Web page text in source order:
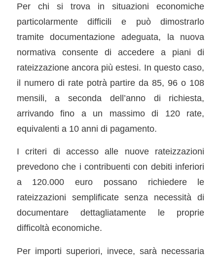
Per chi si trova in situazioni economiche
particolarmente difficili e può dimostrarlo
tramite documentazione adeguata, la nuova
normativa consente di accedere a piani di
rateizzazione ancora più estesi. In questo caso,
il numero di rate potrà partire da 85, 96 o 108
mensili, a seconda dell’anno di richiesta,
arrivando fino a un massimo di 120 rate,
equivalenti a 10 anni di pagamento.
I criteri di accesso alle nuove rateizzazioni
prevedono che i contribuenti con debiti inferiori
a 120.000 euro possano richiedere le
rateizzazioni semplificate senza necessità di
documentare dettagliatamente le proprie
difficoltà economiche.
Per importi superiori, invece, sarà necessaria